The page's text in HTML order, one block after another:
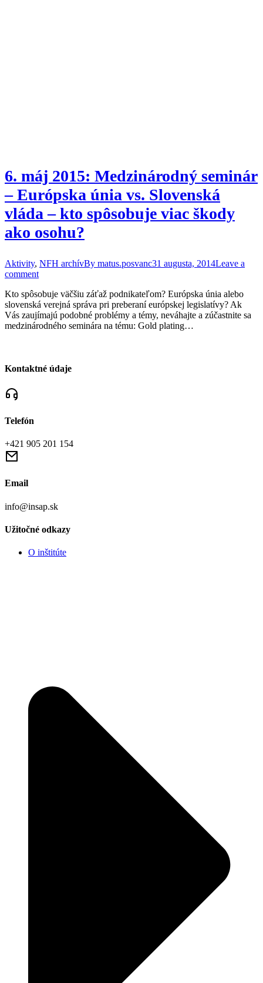
6. máj 2015: Medzinárodný seminár
– Európska únia vs. Slovenská
vláda – kto spôsobuje viac škody
ako osohu?
Aktivity, NFH archívBy matus.posvanc31 augusta, 2014Leave a
comment
Kto spôsobuje väčšiu záťaž podnikateľom? Európska únia alebo
slovenská verejná správa pri preberaní európskej legislatívy? Ak
Vás zaujímajú podobné problémy a témy, neváhajte a zúčastnite sa
medzinárodného seminára na tému: Gold plating…
Kontaktné údaje
Telefón
+421 905 201 154
Email
info@insap.sk
Užitočné odkazy
O inštitúte